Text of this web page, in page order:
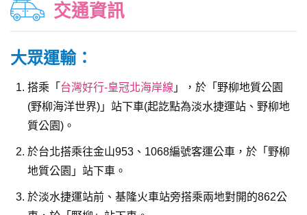
交通資訊
大眾運輸：
搭乘「 台灣好行-皇冠北海岸線 」，於「野柳地質公園
(野柳海洋世界)」站下車(起訖點為淡水捷運站、野柳地
質公園)。
於台北搭乘往金山953、1068編號客運公車，於「野柳
地質公園」站下車。
於淡水捷運站前、基隆火車站旁搭乘兩地對開的862公